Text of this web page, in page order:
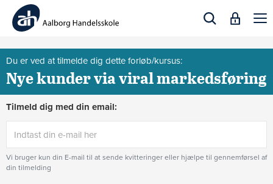
Du er ved at tilmelde dig dette forløb/kursus:
Nye kunder via viral markedsføring
Tilmeld dig med din email:
Vi bruger kun din E-mail til at sende kvitteringer eller hjælpe til gennemførsel af
din tilmelding